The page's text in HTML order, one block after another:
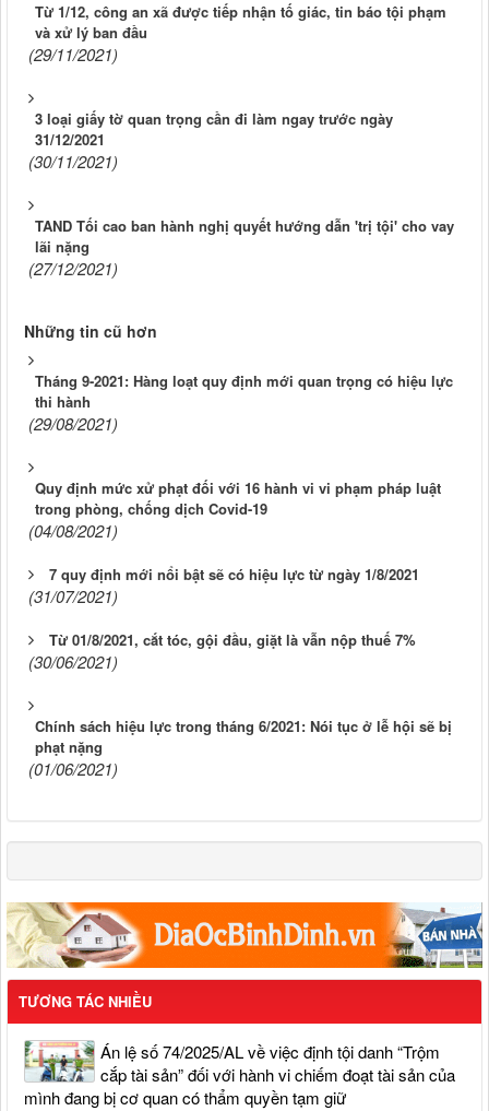
Từ 1/12, công an xã được tiếp nhận tố giác, tin báo tội phạm
và xử lý ban đầu
(29/11/2021)
3 loại giấy tờ quan trọng cần đi làm ngay trước ngày
31/12/2021
(30/11/2021)
TAND Tối cao ban hành nghị quyết hướng dẫn 'trị tội' cho vay
lãi nặng
(27/12/2021)
Những tin cũ hơn
Tháng 9-2021: Hàng loạt quy định mới quan trọng có hiệu lực
thi hành
(29/08/2021)
Quy định mức xử phạt đối với 16 hành vi vi phạm pháp luật
trong phòng, chống dịch Covid-19
(04/08/2021)
7 quy định mới nổi bật sẽ có hiệu lực từ ngày 1/8/2021
(31/07/2021)
Từ 01/8/2021, cắt tóc, gội đầu, giặt là vẫn nộp thuế 7%
(30/06/2021)
Chính sách hiệu lực trong tháng 6/2021: Nói tục ở lễ hội sẽ bị
phạt nặng
(01/06/2021)
TƯƠNG TÁC NHIỀU
Án lệ số 74/2025/AL về việc định tội danh “Trộm
cắp tài sản” đối với hành vi chiếm đoạt tài sản của
mình đang bị cơ quan có thẩm quyền tạm giữ